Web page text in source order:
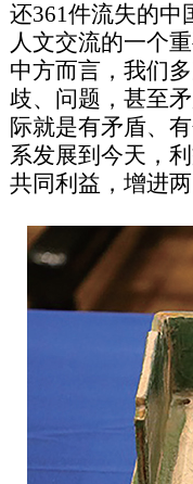
还361件流失的中
人文交流的一个
中方而言，我们
歧、问题，甚至
际就是有矛盾、
系发展到今天，
共同利益，增进